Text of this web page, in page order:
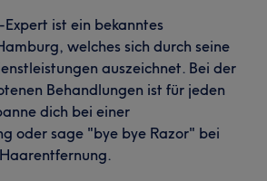
ist ein bekanntes
welches sich durch seine
auszeichnet. Bei der
Behandlungen ist für jeden
dich bei einer
oder sage "bye bye Razor" bei